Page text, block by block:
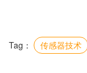
Tag： 传感器技术